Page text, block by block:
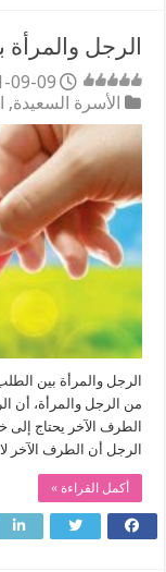
الرجل
09-09
الأسرة السعيدة,
الرجل والمرأة بين
من الرجل والمرأة، أن
الطرف الآخر يحتاج
الرجل أن الطرف الآخر
أكمل القراءة »